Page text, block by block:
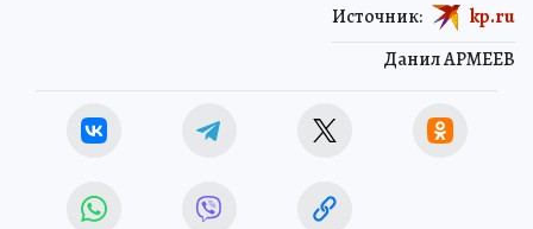
Данил АРМЕЕВ
Источник: kp.ru